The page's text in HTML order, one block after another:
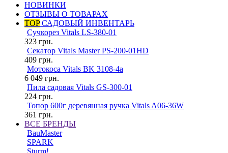
НОВИНКИ
ОТЗЫВЫ О ТОВАРАХ
TOPСАДОВЫЙ ИНВЕНТАРЬ
Сучкорез Vitals LS-380-01
323 грн.
Секатор Vitals Master PS-200-01HD
409 грн.
Мотокоса Vitals BK 3108-4a
6 049 грн.
Пила садовая Vitals GS-300-01
224 грн.
Топор 600г деревянная ручка Vitals A06-36W
361 грн.
ВСЕ БРЕНДЫ
BauMaster
SPARK
Sturm!